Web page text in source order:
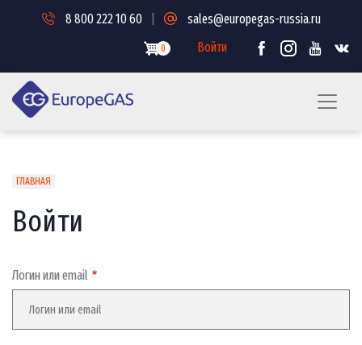
8 800 222 10 60 sales@europegas-russia.ru
0 Войти
Строка
навигации
ГЛАВНАЯ
Войти
Логин или email